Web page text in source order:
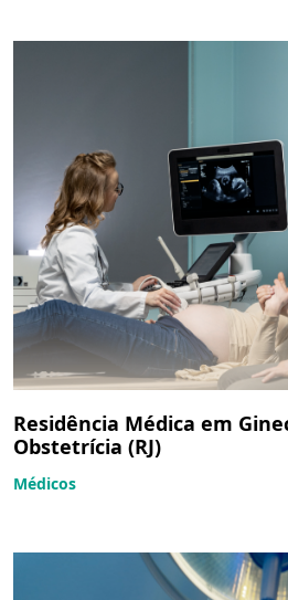
Residência Médica em
Obstetrícia (RJ)
Médicos